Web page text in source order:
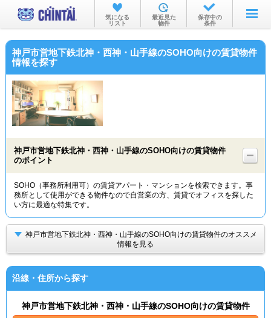
お部屋を探す
沿線・駅から
不動産会社から
気になる
リスト
最近見た
物件
保存中の
条件
神戸市営地下鉄北神・西神・山手線のSOHO向けの賃貸物件
情報を探す
神戸市営地下鉄北神・西神・山手線のSOHO向けの賃貸物件
のポイント
SOHO（事務所利用可）の賃貸アパート・マンションを検索できます。事
務所として使用ができる物件なので自営業の方、賃貸でオフィスを探した
い方に最適な特集です。
神戸市営地下鉄北神・西神・山手線のSOHO向けの賃貸物件のオススメ
情報を見る
沿線・住所から探す
神戸市営地下鉄北神・西神・山手線のSOHO向けの賃貸物件